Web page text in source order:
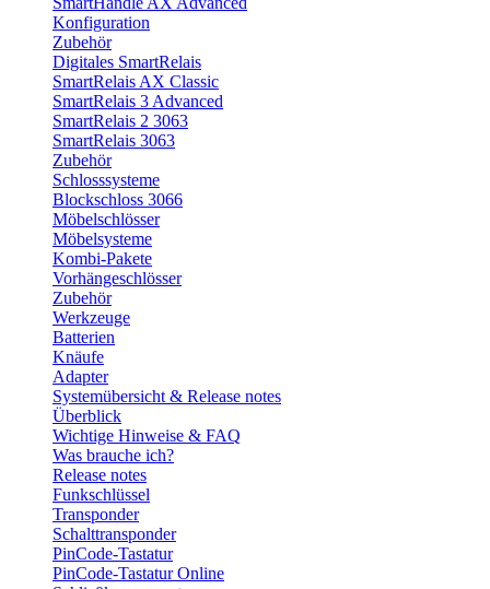
Konfiguration
Zubehör
Digitales SmartRelais
SmartRelais AX Classic
SmartRelais 3 Advanced
SmartRelais 2 3063
SmartRelais 3063
Zubehör
Schlosssysteme
Blockschloss 3066
Möbelschlösser
Möbelsysteme
Kombi-Pakete
Vorhängeschlösser
Zubehör
Werkzeuge
Batterien
Knäufe
Adapter
Systemübersicht & Release notes
Überblick
Wichtige Hinweise & FAQ
Was brauche ich?
Release notes
Funkschlüssel
Transponder
Schalttransponder
PinCode-Tastatur
PinCode-Tastatur Online